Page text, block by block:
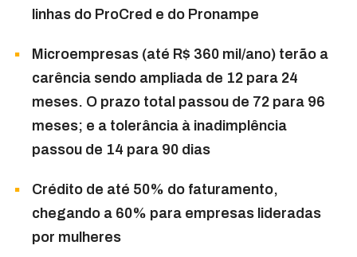
linhas do ProCred e do Pronampe
Microempresas (até R$ 360 mil/ano) terão a
carência sendo ampliada de 12 para 24
meses. O prazo total passou de 72 para 96
meses; e a tolerância à inadimplência
passou de 14 para 90 dias
Crédito de até 50% do faturamento,
chegando a 60% para empresas lideradas
por mulheres